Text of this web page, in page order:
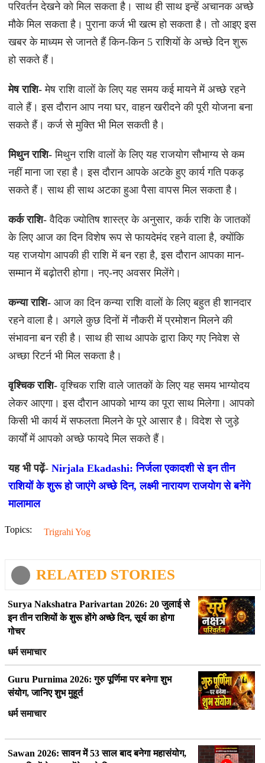
परिवर्तन देखने को मिल सकता है। साथ ही साथ इन्हें अचानक अच्छे
मौके मिल सकता है। पुराना कर्ज भी खत्म हो सकता है। तो आइए इस
खबर के माध्यम से जानते हैं किन-किन 5 राशियों के अच्छे दिन शुरू
हो सकते हैं।
मेष राशि-मेष राशि वालों के लिए यह समय कई मायने में अच्छे रहने
वाले हैं। इस दौरान आप नया घर, वाहन खरीदने की पूरी योजना बना
सकते हैं। कर्ज से मुक्ति भी मिल सकती है।
मिथुन राशि-मिथुन राशि वालों के लिए यह राजयोग सौभाग्य से कम
नहीं माना जा रहा है। इस दौरान आपके अटके हुए कार्य गति पकड़
सकते हैं। साथ ही साथ अटका हुआ पैसा वापस मिल सकता है।
कर्क राशि-वैदिक ज्योतिष शास्त्र के अनुसार, कर्क राशि के जातकों
के लिए आज का दिन विशेष रूप से फायदेमंद रहने वाला है, क्योंकि
यह राजयोग आपकी ही राशि में बन रहा है, इस दौरान आपका मान-
सम्मान में बढ़ोतरी होगा। नए-नए अवसर मिलेंगे।
कन्या राशि- आज का दिन कन्या राशि वालों के लिए बहुत ही शानदार
रहने वाला है। अगले कुछ दिनों में नौकरी में प्रमोशन मिलने की
संभावना बन रही है। साथ ही साथ आपके द्वारा किए गए निवेश से
अच्छा रिटर्न भी मिल सकता है।
वृश्चिक राशि-वृश्चिक राशि वाले जातकों के लिए यह समय भाग्योदय
लेकर आएगा। इस दौरान आपको भाग्य का पूरा साथ मिलेगा। आपको
किसी भी कार्य में सफलता मिलने के पूरे आसार है। विदेश से जुड़े
कार्यों में आपको अच्छे फायदे मिल सकते हैं।
यह भी पढ़ें- Nirjala Ekadashi: निर्जला एकादशी से इन तीन
राशियों के शुरू हो जाएंगे अच्छे दिन, लक्ष्मी नारायण राजयोग से बनेंगे
मालामाल
Topics: Trigrahi Yog
RELATED STORIES
Surya Nakshatra Parivartan 2026: 20 जुलाई से
इन तीन राशियों के शुरू होंगे अच्छे दिन, सूर्य का होगा
गोचर
धर्म समाचार
Guru Purnima 2026: गुरु पूर्णिमा पर बनेगा शुभ
संयोग, जानिए शुभ मुहूर्त
धर्म समाचार
Sawan 2026: सावन में 53 साल बाद बनेगा महासंयोग,